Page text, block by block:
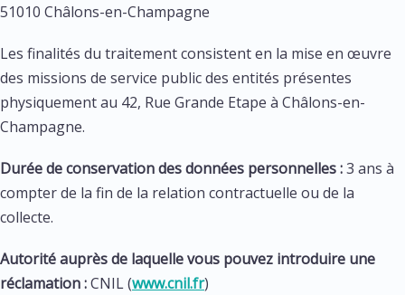
51010 Châlons-en-Champagne
Les finalités du traitement consistent en la mise en œuvre
des missions de service public des entités présentes
physiquement au 42, Rue Grande Etape à Châlons-en-
Champagne.
Durée de conservation des données personnelles :3 ans à
compter de la fin de la relation contractuelle ou de la
collecte.
Autorité auprès de laquelle vous pouvez introduire une
réclamation :CNIL (www.cnil.fr)